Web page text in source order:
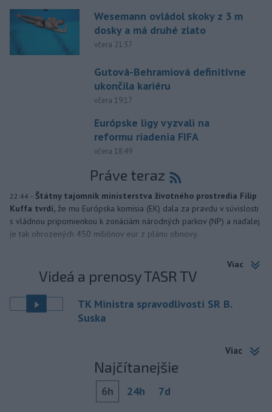
Wesemann ovládol skoky z 3 m
dosky a má druhé zlato
včera 21:37
Gutová-Behramiová definitívne
ukončila kariéru
včera 19:17
Európske ligy vyzvali na
reformu riadenia FIFA
včera 18:49
Práve teraz
22:44 - Štátny tajomník ministerstva životného prostredia Filip
Kuffa tvrdí, že mu Európska komisia (EK) dala za pravdu v súvislosti
s vládnou pripomienkou k zonáciám národných parkov (NP) a naďalej
je tak ohrozených 450 miliónov eur z plánu obnovy.
Viac
Videá a prenosy TASR TV
TK Ministra spravodlivosti SR B.
Suska
Viac
Najčítanejšie
6h 24h 7d